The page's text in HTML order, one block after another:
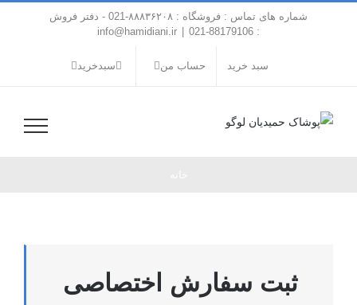
شماره های تماس : فروشگاه : ۸۸۸۳۶۲۰۸-021 - دفتر فروش
: 88179106-021
info@hamidiani.ir
سبد خرید حساب من سبدخرید
ثبت سفارش اختصاصی